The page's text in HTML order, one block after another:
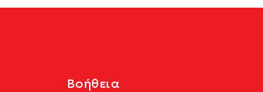
Βοήθεια